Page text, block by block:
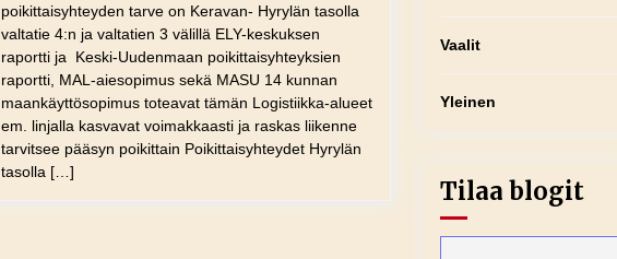
poikittaisyhteyden tarve on Keravan- Hyrylän tasolla
valtatie 4:n ja valtatien 3 välillä ELY-keskuksen
raportti ja Keski-Uudenmaan poikittaisyhteyksien
raportti, MAL-aiesopimus sekä MASU 14 kunnan
maankäyttösopimus toteavat tämän Logistiikka-alueet
em. linjalla kasvavat voimakkaasti ja raskas liikenne
tarvitsee pääsyn poikittain Poikittaisyhteydet Hyrylän
tasolla […]
Vaalit
Yleinen
Tilaa blogit